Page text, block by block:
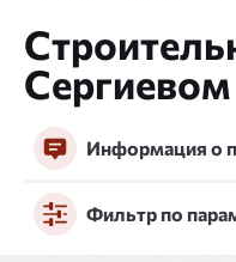
Информация о
Фильтр по